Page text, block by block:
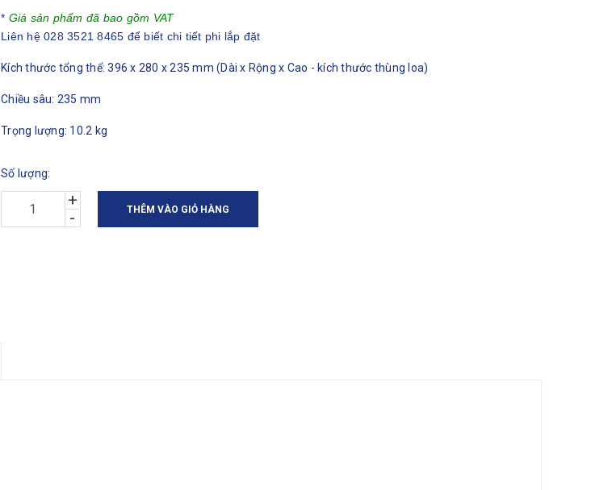
* Giá sản phẩm đã bao gồm VAT
Liên hệ 028 3521 8465 để biết chi tiết phi lắp đặt
Kích thước tổng thể: 396 x 280 x 235 mm (Dài x Rộng x Cao - kích thước thùng loa)
Chiều sâu: 235 mm
Trọng lượng: 10.2 kg
Số lượng:
+
-
THÊM VÀO GIỎ HÀNG